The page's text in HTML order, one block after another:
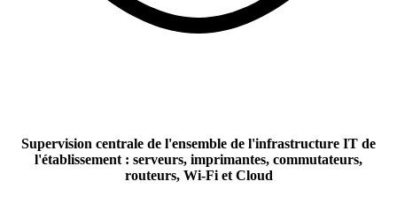
Supervision centrale de l'ensemble de l'infrastructure IT de
l'établissement : serveurs, imprimantes, commutateurs,
routeurs, Wi-Fi et Cloud